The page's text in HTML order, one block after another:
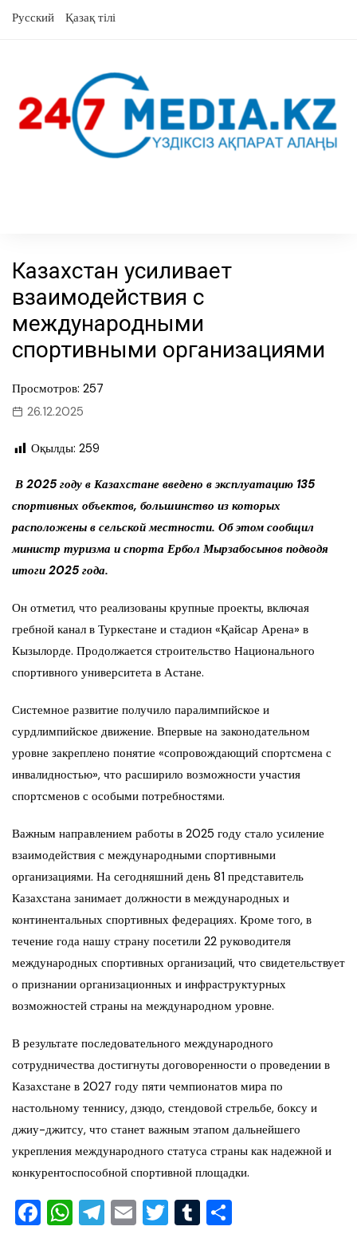
Русский Қазақ тілі
Казахстан усиливает
взаимодействия с
международными
спортивными организациями
Просмотров: 257
26.12.2025
Оқылды: 259
В 2025 году в Казахстане введено в эксплуатацию 135
спортивных объектов, большинство из которых
расположены в сельской местности. Об этом сообщил
министр туризма и спорта Ербол Мырзабосынов подводя
итоги 2025 года.
Он отметил, что реализованы крупные проекты, включая
гребной канал в Туркестане и стадион «Қайсар Арена» в
Кызылорде. Продолжается строительство Национального
спортивного университета в Астане.
Системное развитие получило паралимпийское и
сурдлимпийское движение. Впервые на законодательном
уровне закреплено понятие «сопровождающий спортсмена с
инвалидностью», что расширило возможности участия
спортсменов с особыми потребностями.
Важным направлением работы в 2025 году стало усиление
взаимодействия с международными спортивными
организациями. На сегодняшний день 81 представитель
Казахстана занимает должности в международных и
континентальных спортивных федерациях. Кроме того, в
течение года нашу страну посетили 22 руководителя
международных спортивных организаций, что свидетельствует
о признании организационных и инфраструктурных
возможностей страны на международном уровне.
В результате последовательного международного
сотрудничества достигнуты договоренности о проведении в
Казахстане в 2027 году пяти чемпионатов мира по
настольному теннису, дзюдо, стендовой стрельбе, боксу и
джиу-джитсу, что станет важным этапом дальнейшего
укрепления международного статуса страны как надежной и
конкурентоспособной спортивной площадки.
F W T E T T